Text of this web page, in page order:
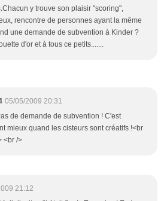
y trouve son plaisir "scoring",
rencontre de personnes ayant la même
une demande de subvention à Kinder ?
d'or et à tous ce petits.......
05/05/2009 20:31
de demande de subvention ! C'est
mieux quand les cisteurs sont créatifs !<br
<br />
21:12